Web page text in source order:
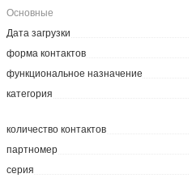
Основные
Дата загрузки
форма контактов
функциональное назначение
категория
количество контактов
партномер
серия